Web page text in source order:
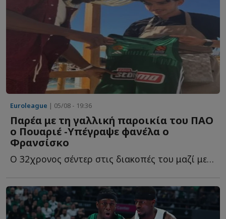
Euroleague | 05/08 - 19:36
Παρέα με τη γαλλική παροικία του ΠΑΟ
ο Πουαριέ -Υπέγραψε φανέλα ο
Φρανσίσκo
Ο 32χρονος σέντερ στις διακοπές του μαζί με τους συμπατριώτες τ...